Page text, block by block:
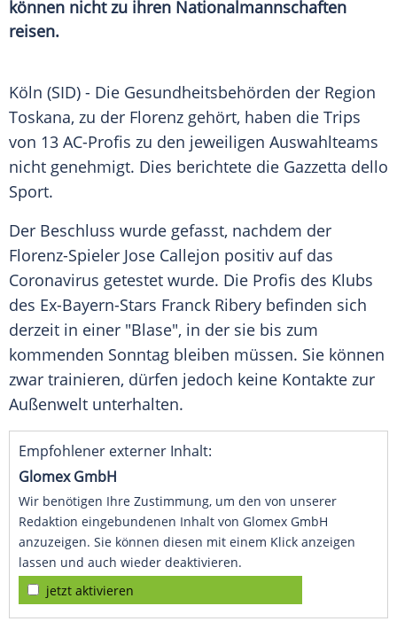
können nicht zu ihren Nationalmannschaften
reisen.
Köln (SID) - Die Gesundheitsbehörden der Region
Toskana, zu der Florenz gehört, haben die Trips
von 13 AC-Profis zu den jeweiligen Auswahlteams
nicht genehmigt. Dies berichtete die Gazzetta dello
Sport.
Der Beschluss wurde gefasst, nachdem der
Florenz-Spieler Jose Callejon positiv auf das
Coronavirus getestet wurde. Die Profis des Klubs
des Ex-Bayern-Stars Franck Ribery befinden sich
derzeit in einer "Blase", in der sie bis zum
kommenden Sonntag bleiben müssen. Sie können
zwar trainieren, dürfen jedoch keine Kontakte zur
Außenwelt unterhalten.
Empfohlener externer Inhalt:
Glomex GmbH
Wir benötigen Ihre Zustimmung, um den von unserer
Redaktion eingebundenen Inhalt von Glomex GmbH
anzuzeigen. Sie können diesen mit einem Klick anzeigen
lassen und auch wieder deaktivieren.
jetzt aktivieren